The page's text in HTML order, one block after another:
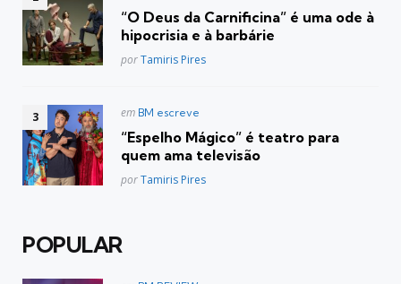
“O Deus da Carnificina” é uma ode à
hipocrisia e à barbárie
Posted
porTamiris Pires
Postado
em BM escreve
“Espelho Mágico” é teatro para
quem ama televisão
Posted
porTamiris Pires
POPULAR